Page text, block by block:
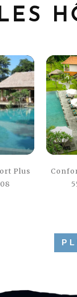
Plus
08